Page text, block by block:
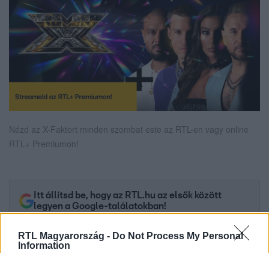
RTL Magyarország - Do Not Process My Personal
Information
Nézd az X-Faktort minden szombat este az RTL-en vagy online
RTL+ Premiumon!
Itt állítsd be, hogy az RTL.hu az elsők között
legyen a Google-találatokban!